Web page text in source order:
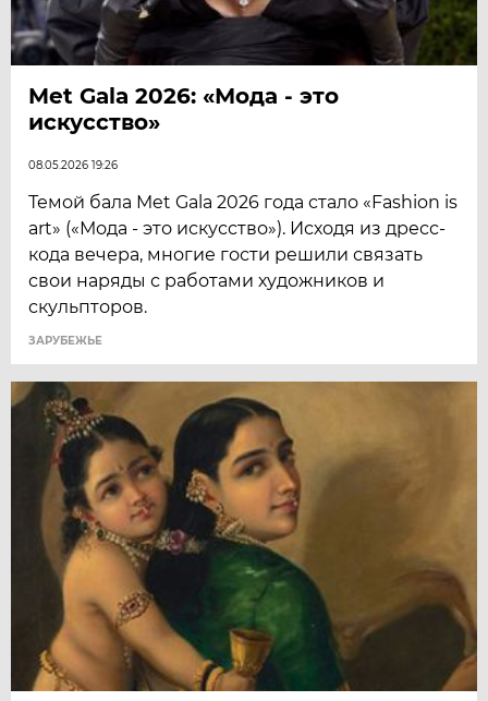
Met Gala 2026: «Мода - это
искусство»
08.05.2026 19:26
Темой бала Met Gala 2026 года стало «Fashion is
art» («Мода - это искусство»). Исходя из дресс-
кода вечера, многие гости решили связать
свои наряды с работами художников и
скульпторов.
ЗАРУБЕЖЬЕ